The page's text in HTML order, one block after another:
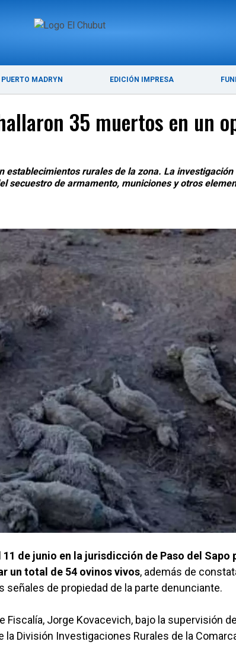
PUERTO MADRYN EDICIÓN IMPRESA
ÚLTIMAS NOTICIAS
35 muertos en un
rurales de la zona. La
secuestro de armamento, municiones y otros
11 de junio en la jurisdicción de Paso del Sapo
un total de 54 ovinos vivos, además de
de propiedad de la parte denunciante.
Jorge Kovacevich, bajo la supervisión
División Investigaciones Rurales de la